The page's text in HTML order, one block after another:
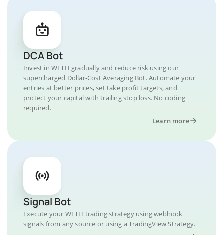
DCA Bot
Invest in WETH gradually and reduce risk using our
supercharged Dollar-Cost Averaging Bot. Automate your
entries at better prices, set take profit targets, and
protect your capital with trailing stop loss. No coding
required.
Learn more
Signal Bot
Execute your WETH trading strategy using webhook
signals from any source or using a TradingView Strategy.